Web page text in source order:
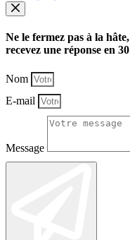
Ne le fermez pas à la
recevez une réponse en
Nom
E-mail
Message